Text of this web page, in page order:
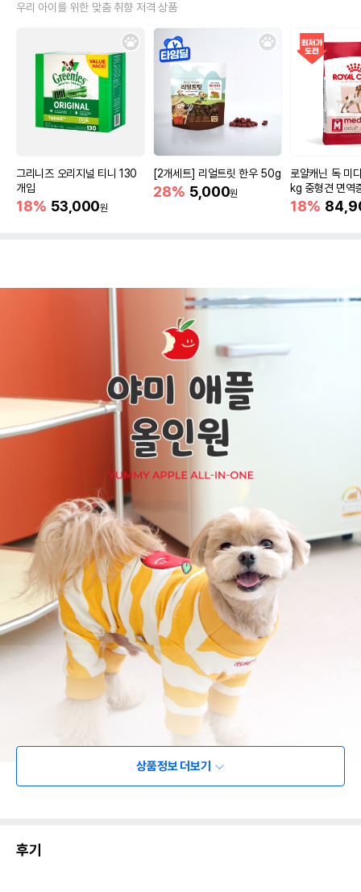
우리 아이를 위한 맞춤 취향 저격 상품
그리니즈 오리지널 티니 130
개입
18% 53,000원
[2개세트] 리얼트릿 한우 50g
28% 5,000원
로얄캐닌 독 미
kg 중형견 면역
18%
상품정보 더보기
후기